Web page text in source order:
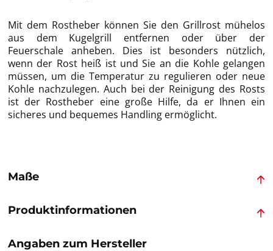
Mit dem Rostheber können Sie den Grillrost mühelos
aus dem Kugelgrill entfernen oder über der
Feuerschale anheben. Dies ist besonders nützlich,
wenn der Rost heiß ist und Sie an die Kohle gelangen
müssen, um die Temperatur zu regulieren oder neue
Kohle nachzulegen. Auch bei der Reinigung des Rosts
ist der Rostheber eine große Hilfe, da er Ihnen ein
sicheres und bequemes Handling ermöglicht.
Maße
Produktinformationen
Angaben zum Hersteller